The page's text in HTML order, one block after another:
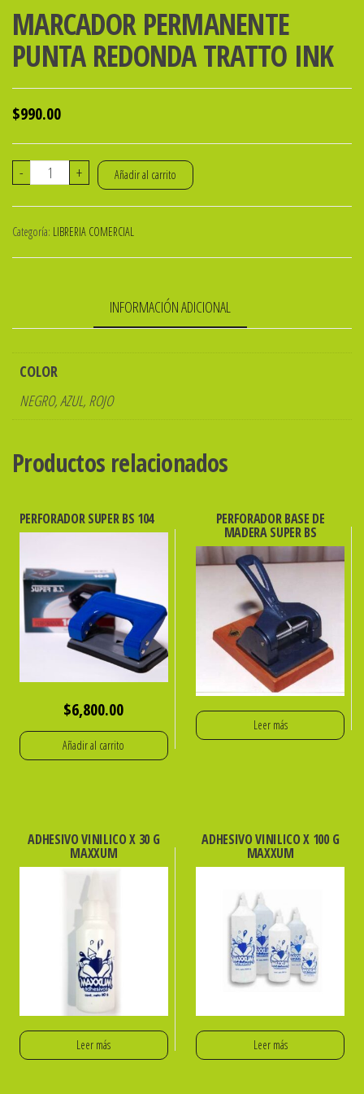
MARCADOR PERMANENTE
PUNTA REDONDA TRATTO INK
$990.00
-
MARCADOR
PERMANENTE
REDONDA
TRATTO
+ Añadir al carrito
Categoría: LIBRERIA COMERCIAL
INFORMACIÓN ADICIONAL
COLOR
NEGRO, AZUL, ROJO
Productos relacionados
PERFORADOR SUPER BS 104
$6,800.00
Añadir al carrito
PERFORADOR BASE DE
MADERA SUPER BS
Leer más
ADHESIVO VINILICO X 30 G
MAXXUM
Leer más
ADHESIVO VINILICO X 100 G
MAXXUM
Leer más